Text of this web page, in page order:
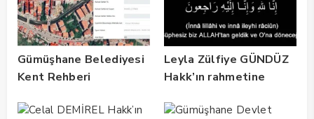
Gümüşhane Belediyesi
Kent Rehberi
Ruhsat Bilgi Sistemi
Leyla Zülfiye GÜNDÜZ
Hakk’ın rahmetine